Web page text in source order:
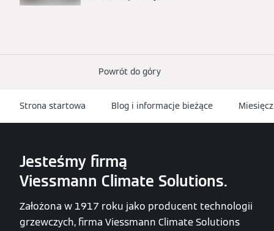
Powrót do góry
Strona startowa Blog i informacje bieżące
Jesteśmy firmą
Viessmann Climate Solutions.
Założona w 1917 roku jako producent technologii
grzewczych, firma Viessmann Climate Solutions